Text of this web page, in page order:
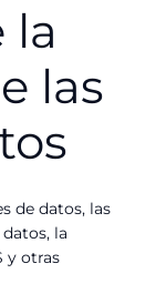
la
las
de datos, las
la
y otras